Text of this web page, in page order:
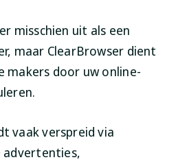
misschien uit als een
maar ClearBrowser dient
makers door uw online-
vaak verspreid via
advertenties,